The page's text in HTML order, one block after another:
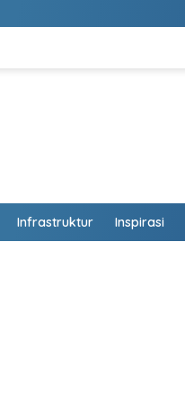
Infrastruktur Inspirasi